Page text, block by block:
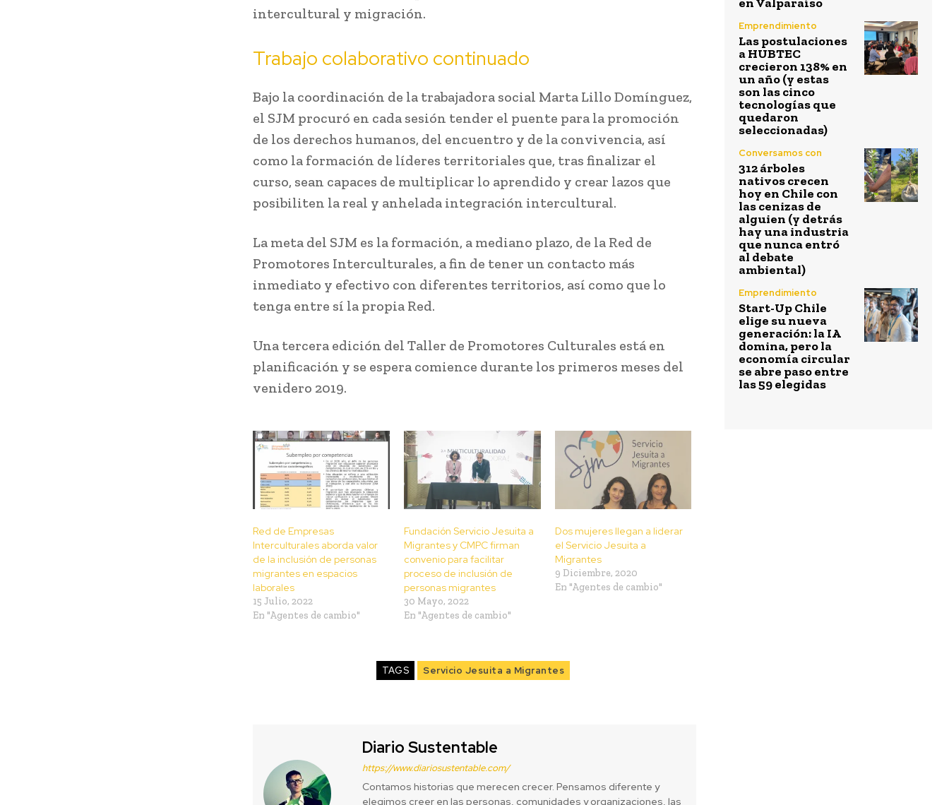
intercultural y migración.
Trabajo colaborativo continuado
Bajo la coordinación de la trabajadora social Marta Lillo Domínguez,
el SJM procuró en cada sesión tender el puente para la promoción
de los derechos humanos, del encuentro y de la convivencia, así
como la formación de líderes territoriales que, tras finalizar el
curso, sean capaces de multiplicar lo aprendido y crear lazos que
posibiliten la real y anhelada integración intercultural.
La meta del SJM es la formación, a mediano plazo, de la Red de
Promotores Interculturales, a fin de tener un contacto más
inmediato y efectivo con diferentes territorios, así como que lo
tenga entre sí la propia Red.
Una tercera edición del Taller de Promotores Culturales está en
planificación y se espera comience durante los primeros meses del
venidero 2019.
Red de Empresas
Interculturales aborda valor
de la inclusión de personas
migrantes en espacios
laborales
15 Julio, 2022
En "Agentes de cambio"
Fundación Servicio Jesuita a
Migrantes y CMPC firman
convenio para facilitar
proceso de inclusión de
personas migrantes
30 Mayo, 2022
En "Agentes de cambio"
Dos mujeres llegan a liderar
el Servicio Jesuita a
Migrantes
9 Diciembre, 2020
En "Agentes de cambio"
TAGS Servicio Jesuita a Migrantes
Diario Sustentable
https://www.diariosustentable.com/
Contamos historias que merecen crecer. Pensamos diferente y
elegimos creer en las personas, comunidades y organizaciones, las
Emprendimiento
Las postulaciones
a HUBTEC
crecieron 138% en
un año (y estas
son las cinco
tecnologías que
quedaron
seleccionadas)
Conversamos con
312 árboles
nativos crecen
hoy en Chile con
las cenizas de
alguien (y detrás
hay una industria
que nunca entró
al debate
ambiental)
Emprendimiento
Start-Up Chile
elige su nueva
generación: la IA
domina, pero la
economía circular
se abre paso entre
las 59 elegidas